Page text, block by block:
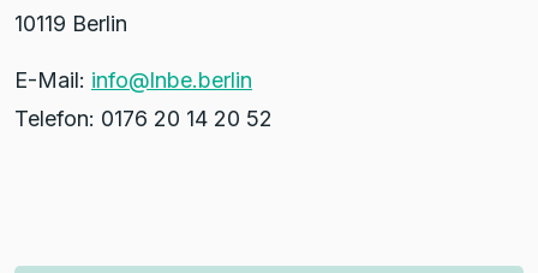
10119 Berlin
E-Mail: info@lnbe.berlin
Telefon: 0176 20 14 20 52